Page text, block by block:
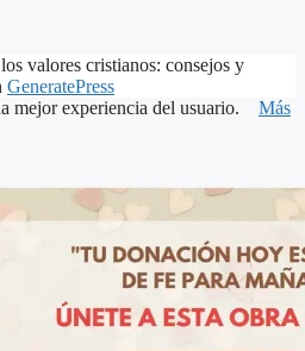
valores cristianos: consejos y
GeneratePress
mejor experiencia del usuario. Más